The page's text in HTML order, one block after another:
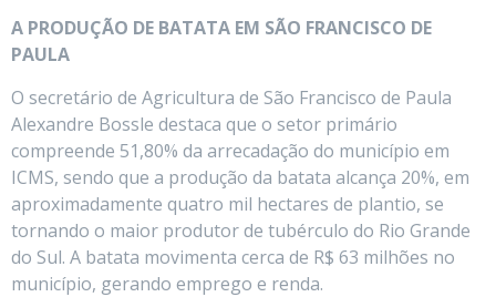
A PRODUÇÃO DE BATATA EM SÃO FRANCISCO DE
PAULA
O secretário de Agricultura de São Francisco de Paula
Alexandre Bossle destaca que o setor primário
compreende 51,80% da arrecadação do município em
ICMS, sendo que a produção da batata alcança 20%, em
aproximadamente quatro mil hectares de plantio, se
tornando o maior produtor de tubérculo do Rio Grande
do Sul. A batata movimenta cerca de R$ 63 milhões no
município, gerando emprego e renda.